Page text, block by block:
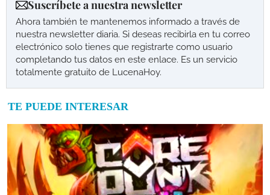
Suscríbete a nuestra newsletter
Ahora también te mantenemos informado a través de
nuestra newsletter diaria. Si deseas recibirla en tu correo
electrónico solo tienes que registrarte como usuario
completando tus datos en este enlace. Es un servicio
totalmente gratuito de LucenaHoy.
TE PUEDE INTERESAR